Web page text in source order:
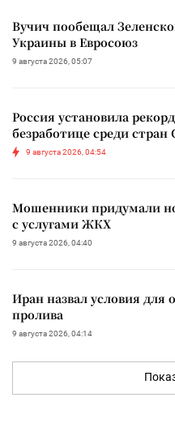
Вучич пообещал
Украины в Евросоюз
9 августа 2026, 05:07
Россия установила
безработице среди стран
9 августа 2026, 04:54
Мошенники придумали
с услугами ЖКХ
9 августа 2026, 04:40
Иран назвал условия для
пролива
9 августа 2026, 04:14